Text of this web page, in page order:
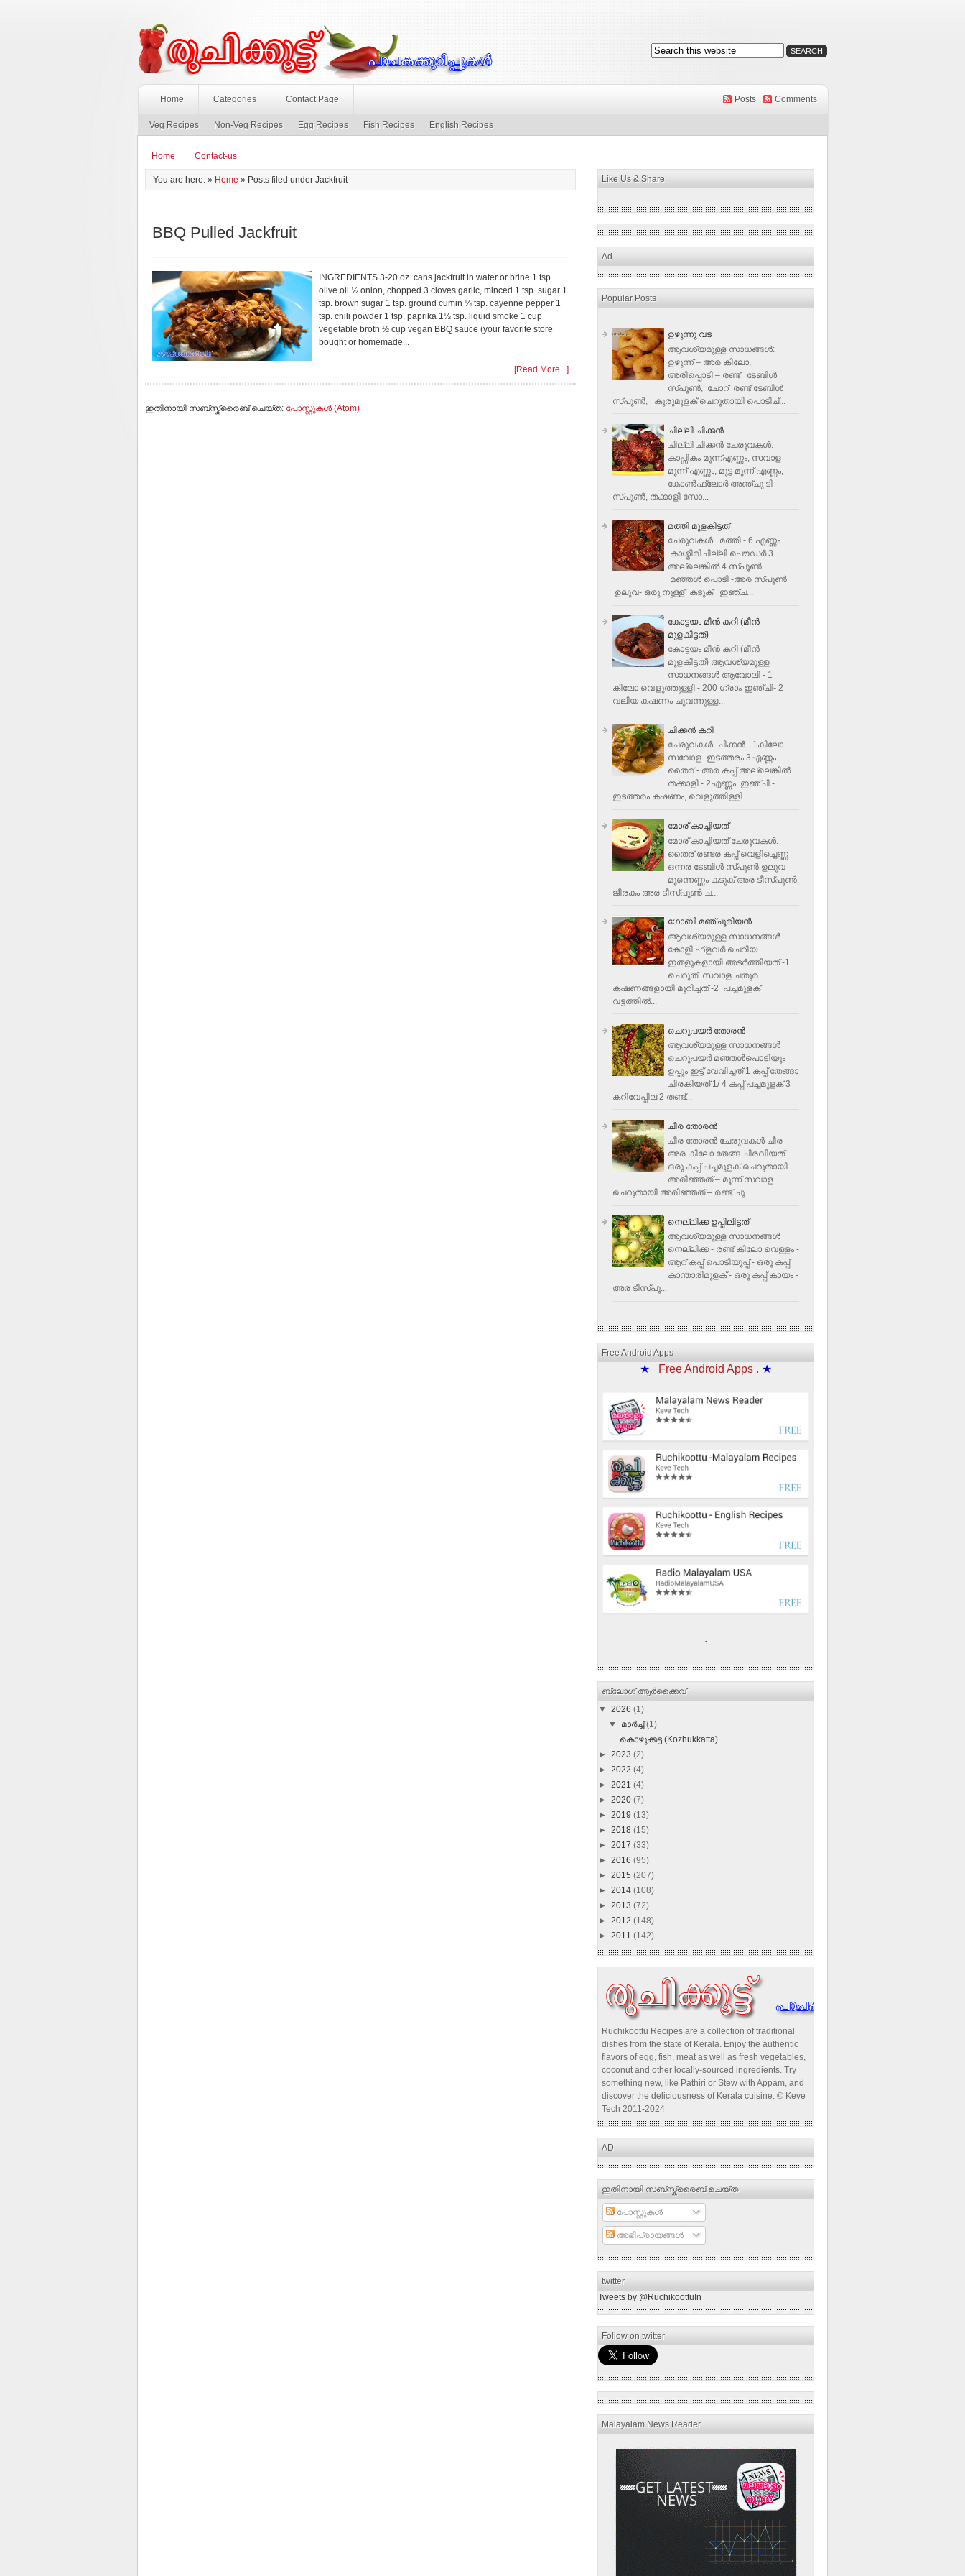
Home Categories Contact Page Posts Comments
Veg Recipes Non-Veg Recipes Egg Recipes Fish Recipes English Recipes
Home Contact-us
You are here: » Home » Posts filed under Jackfruit
BBQ Pulled Jackfruit
INGREDIENTS 3-20 oz. cans jackfruit in water or brine 1 tsp.
olive oil ½ onion, chopped 3 cloves garlic, minced 1 tsp. sugar 1
tsp. brown sugar 1 tsp. ground cumin ¼ tsp. cayenne pepper 1
tsp. chili powder 1 tsp. paprika 1½ tsp. liquid smoke 1 cup
vegetable broth ½ cup vegan BBQ sauce (your favorite store
bought or homemade...
[Read More...]
ഇതിനായി സബ്‌സ്ക്രൈബ് ചെയ്ത: പോസ്റ്റുകള്‍ (Atom)
Like Us & Share
Ad
Popular Posts
ഉഴുന്നു വട
ആവശ്യമുള്ള സാധങ്ങൾ:
ഉഴുന്ന് – അര കിലോ,
അരിപ്പൊടി – രണ്ട് ടേബിൾ
സ്പൂൺ, ചോറ് രണ്ട് ടേബിള്‍
സ്പൂണ്‍, കുരുമുളക് ചെറുതായി പൊടിച്...
ചില്ലി ചിക്കൻ
ചില്ലി ചിക്കൻ ചേരുവകള്‍:
കാപ്സികം മൂന്ന്എണ്ണം, സവാള
മൂന്ന് എണ്ണം, മുട്ട മൂന്ന് എണ്ണം,
കോണ്‍ഫ്ലോര്‍ അഞ്ചു ടി
സ്പൂണ്‍, തക്കാളി സോ...
മത്തി മുളകിട്ടത്
ചേരുവകൾ മത്തി - 6 എണ്ണം
കാശ്മീരിചില്ലി പൌഡർ 3
അല്ലെങ്കിൽ 4 സ്പൂണ്‍
മഞ്ഞൾ പൊടി -അര സ്പൂണ്‍
ഉലുവ- ഒരു നുള്ള് കടുക് ഇഞ്ച...
കോട്ടയം മീന്‍ കറി (മീന്‍
മുളകിട്ടത്‌)
കോട്ടയം മീന്‍ കറി (മീന്‍
മുളകിട്ടത്‌) ആവശ്യമുള്ള
സാധനങ്ങള്‍ ആവോലി - 1
കിലോ വെളുത്തുള്ളി - 200 ഗ്രാം ഇഞ്ചി- 2
വലിയ കഷണം ചുവന്നുള്ള...
ചിക്കന്‍ കറി
ചേരുവകൾ ചിക്കന്‍ - 1കിലോ
സവോള- ഇടത്തരം 3എണ്ണം
തൈര് - അര കപ്പ്‌ അല്ലെങ്കില്‍
തക്കാളി - 2എണ്ണം ഇഞ്ചി -
ഇടത്തരം കഷണം, വെളുത്തിള്ളി...
മോര് കാച്ചിയത്
മോര് കാച്ചിയത് ചേരുവകള്‍‌:
തൈര് രണ്ടര കപ്പ് വെളിച്ചെണ്ണ
ഒന്നര ടേബിള്‍ സ്പൂണ്‍ ഉലുവ
മൂന്നെണ്ണം കടുക് അര ടീസ്പൂണ്‍
ജീരകം അര ടീസ്പൂണ്‍ ച...
ഗോബി മഞ്ചൂരിയന്‍
ആവശ്യമുള്ള സാധനങ്ങൾ
കോളി ഫ്ളവര്‍ ചെറിയ
ഇതളുകളായി അടര്‍ത്തിയത് -1
ചെറുത് സവാള ചതുര
കഷണങ്ങളായി മുറിച്ചത് -2 പച്ചമുളക്
വട്ടത്തില്‍...
ചെറുപയർ തോരൻ
ആവശ്യമുള്ള സാധനങ്ങൾ
ചെറുപയർ മഞ്ഞൾപൊടിയും
ഉപ്പും ഇട്ട് വേവിച്ചത് 1 കപ്പ് തേങ്ങാ
ചിരകിയത് 1/ 4 കപ്പ് പച്ചമുളക് 3
കറിവേപ്പില 2 തണ്ട്...
ചീര തോരന്‍
ചീര തോരന്‍ ചേരുവകള്‍ ചീര –
അര കിലോ തേങ്ങ ചിരവിയത് –
ഒരു കപ്പ് പച്ചമുളക് ചെറുതായി
അരിഞ്ഞത് – മൂന്ന് സവാള
ചെറുതായി അരിഞ്ഞത് – രണ്ട് ചു...
നെല്ലിക്ക ഉപ്പിലിട്ടത്
ആവശ്യമുള്ള സാധനങ്ങള്‍
നെല്ലിക്ക - രണ്ട് കിലോ വെള്ളം -
ആറ് കപ്പ് പൊടിയുപ്പ് - ഒരു കപ്പ്
കാന്താരിമുളക് - ഒരു കപ്പ് കായം -
അര ടീസ്പൂ...
Free Android Apps
★ Free Android Apps . ★
.
ബ്ലോഗ് ആര്‍ക്കൈവ്
▼ 2026 (1)
▼ മാർച്ച്(1)
കൊഴുക്കട്ട (Kozhukkatta)
► 2023 (2)
► 2022 (4)
► 2021 (4)
► 2020 (7)
► 2019 (13)
► 2018 (15)
► 2017 (33)
► 2016 (95)
► 2015 (207)
► 2014 (108)
► 2013 (72)
► 2012 (148)
► 2011 (142)
Ruchikoottu Recipes are a collection of traditional
dishes from the state of Kerala. Enjoy the authentic
flavors of egg, fish, meat as well as fresh vegetables,
coconut and other locally-sourced ingredients. Try
something new, like Pathiri or Stew with Appam, and
discover the deliciousness of Kerala cuisine. © Keve
Tech 2011-2024
AD
ഇതിനായി സബ്‌സ്ക്രൈബ് ചെയ്ത
പോസ്റ്റുകള്‍
അഭിപ്രായങ്ങള്‍
twitter
Tweets by @RuchikoottuIn
Follow on twitter
Malayalam News Reader